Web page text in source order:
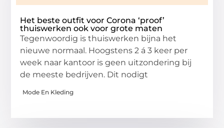
Het beste outfit voor Corona ‘proof’
thuiswerken ook voor grote maten
Tegenwoordig is thuiswerken bijna het
nieuwe normaal. Hoogstens 2 á 3 keer per
week naar kantoor is geen uitzondering bij
de meeste bedrijven. Dit nodigt
Mode En Kleding